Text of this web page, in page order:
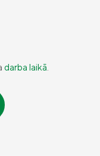
darba laikā.